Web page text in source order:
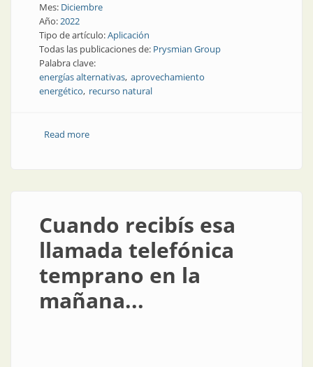
Mes: Diciembre
Año:2022
Tipo de artículo:Aplicación
Todas las publicaciones de: Prysmian Group
Palabra clave:
energías alternativas aprovechamiento
energético recurso natural
Read moreabout Cables dinámicos en un proyecto eólico
Cuando recibís esa
llamada telefónica
temprano en la
mañana...